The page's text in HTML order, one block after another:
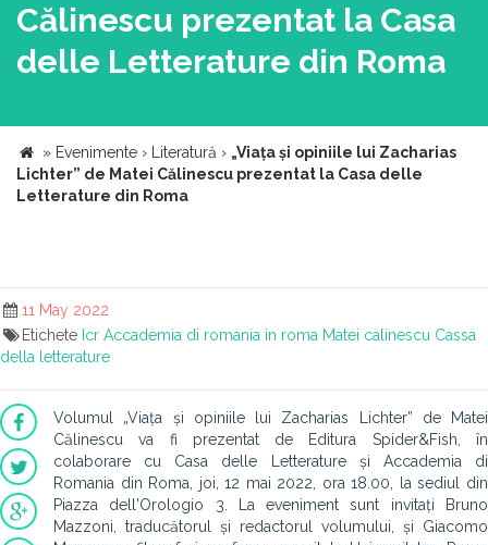
Călinescu prezentat la Casa
delle Letterature din Roma
» Evenimente › Literatură › „Viața și opiniile lui Zacharias
Lichter” de Matei Călinescu prezentat la Casa delle
Letterature din Roma
11 May 2022
Etichete Icr Accademia di romania in roma Matei calinescu Cassa
della letterature
Volumul „Viața și opiniile lui Zacharias Lichter” de Matei
Călinescu va fi prezentat de Editura Spider&Fish, în
colaborare cu Casa delle Letterature și Accademia di
Romania din Roma, joi, 12 mai 2022, ora 18.00, la sediul din
Piazza dell'Orologio 3. La eveniment sunt invitați Bruno
Mazzoni, traducătorul și redactorul volumului, și Giacomo